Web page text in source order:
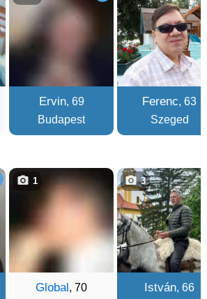
Ervin, 69
Budapest
Ferenc, 63
Szeged
Global, 70
1
István, 66
3